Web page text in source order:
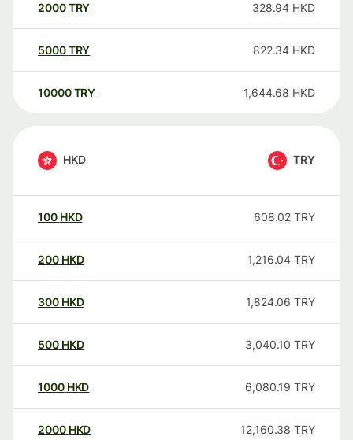
2000TRY 328.94 HKD
5000TRY 822.34 HKD
10000 TRY 1,644.68 HKD
HKD TRY
100 HKD 608.02 TRY
200 HKD 1,216.04 TRY
300 HKD 1,824.06 TRY
500 HKD 3,040.10 TRY
1000 HKD 6,080.19 TRY
2000 HKD 12,160.38 TRY